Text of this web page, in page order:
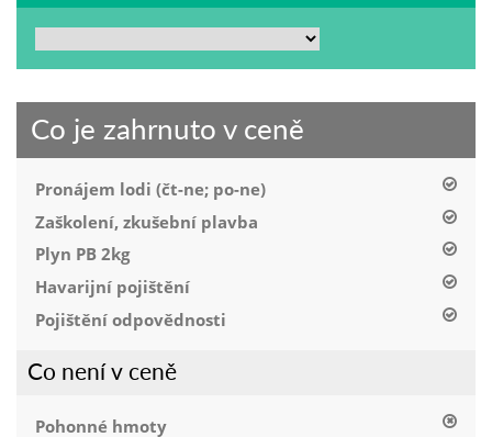
Co je zahrnuto v ceně
Pronájem lodi (čt-ne; po-ne)
Zaškolení, zkušební plavba
Plyn PB 2kg
Havarijní pojištění
Pojištění odpovědnosti
Co není v ceně
Pohonné hmoty